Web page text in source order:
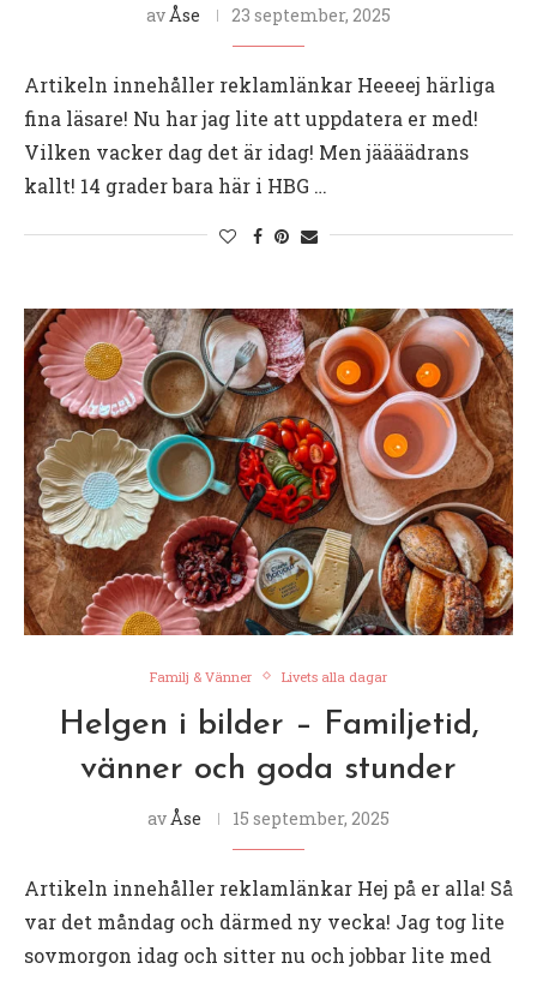
av Åse 23 september, 2025
Artikeln innehåller reklamlänkar Heeeej härliga
fina läsare! Nu har jag lite att uppdatera er med!
Vilken vacker dag det är idag! Men jäääädrans
kallt! 14 grader bara här i HBG …
Familj & Vänner Livets alla dagar
Helgen i bilder – Familjetid,
vänner och goda stunder
av Åse 15 september, 2025
Artikeln innehåller reklamlänkar Hej på er alla! Så
var det måndag och därmed ny vecka! Jag tog lite
sovmorgon idag och sitter nu och jobbar lite med